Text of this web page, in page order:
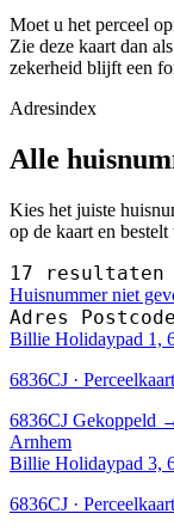
Moet u het perceel
Zie deze kaart dan
zekerheid blijft een
Adresindex
Alle
Kies het juiste
op de kaart en
17 resultaten
Huisnummer niet
Adres Postcode
Billie Holidaypad 1,
6836CJ · Perceelkaart
6836CJ Gekoppeld
Arnhem
Billie Holidaypad 3,
6836CJ · Perceelkaart